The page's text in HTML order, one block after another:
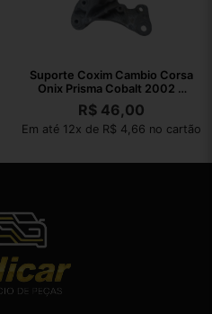
Suporte Coxim Cambio Corsa
Onix Prisma Cobalt 2002 A
2010
R$ 46,00
Em até 12x de R$ 4,66 no cartão